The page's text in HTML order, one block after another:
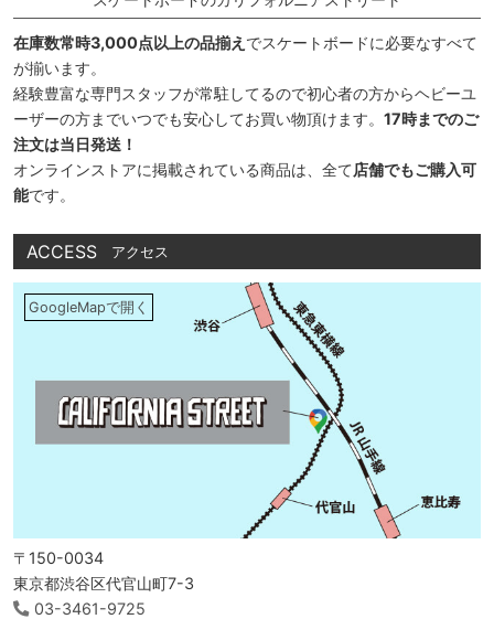
在庫数常時3,000点以上の品揃え でスケートボードに必要なすべて
が揃います。
経験豊富な専門スタッフが常駐してるので初心者の方からヘビーユ
ーザーの方までいつでも安心してお買い物頂けます。 17時までのご
注文は当日発送！
オンラインストアに掲載されている商品は、全て店舗でもご購入可
能です。
ACCESS アクセス
GoogleMapで開く
〒150-0034
東京都渋谷区代官山町7-3
03-3461-9725